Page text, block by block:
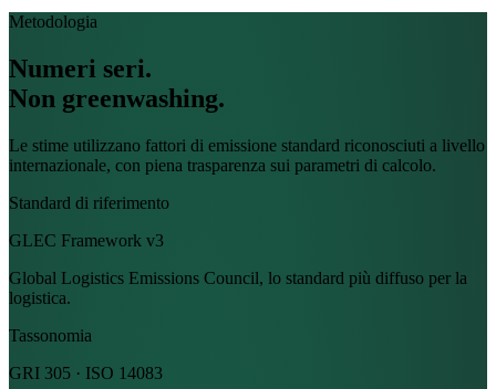
Esci
Metodologia
Numeri seri.
Non greenwashing.
Le stime utilizzano fattori di emissione standard riconosciuti a livello
internazionale, con piena trasparenza sui parametri di calcolo.
Standard di riferimento
GLEC Framework v3
Global Logistics Emissions Council, lo standard più diffuso per la
logistica.
Tassonomia
GRI 305 · ISO 14083